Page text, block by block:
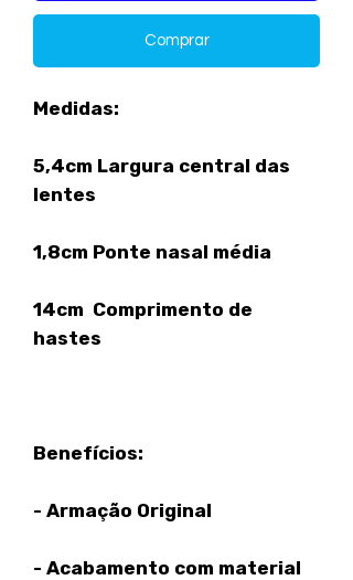
Comprar
Medidas:
5,4cm Largura central das
lentes
1,8cm Ponte nasal média
14cm Comprimento de
hastes
Benefícios:
- Armação Original
- Acabamento com material